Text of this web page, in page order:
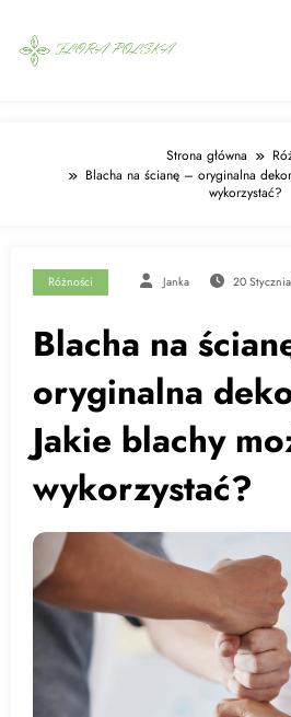
content
Strona główna
Blacha na ścianę – oryginalna
wykorzystać?
Różności Janka 20
Blacha na
oryginalna
Jakie blachy
wykorzystać?